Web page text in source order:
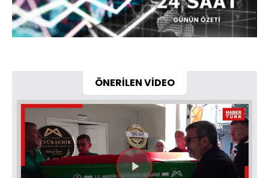
Sesi
Aç
Yüklendi:
74.33%
Oynatma
Hızı
ÖNERİLEN VİDEO